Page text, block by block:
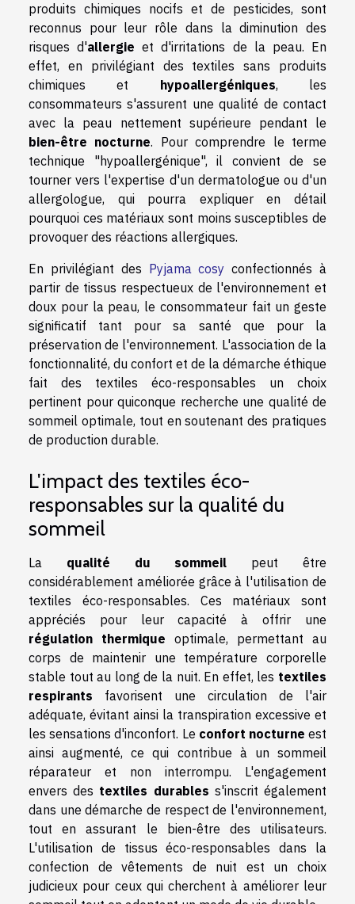
produits chimiques nocifs et de pesticides, sont
reconnus pour leur rôle dans la diminution des
risques d'allergie et d'irritations de la peau. En
effet, en privilégiant des textiles sans produits
chimiques et hypoallergéniques, les
consommateurs s'assurent une qualité de contact
avec la peau nettement supérieure pendant le
bien-être nocturne. Pour comprendre le terme
technique "hypoallergénique", il convient de se
tourner vers l'expertise d'un dermatologue ou d'un
allergologue, qui pourra expliquer en détail
pourquoi ces matériaux sont moins susceptibles de
provoquer des réactions allergiques.
En privilégiant des Pyjama cosy confectionnés à
partir de tissus respectueux de l'environnement et
doux pour la peau, le consommateur fait un geste
significatif tant pour sa santé que pour la
préservation de l'environnement. L'association de la
fonctionnalité, du confort et de la démarche éthique
fait des textiles éco-responsables un choix
pertinent pour quiconque recherche une qualité de
sommeil optimale, tout en soutenant des pratiques
de production durable.
L'impact des textiles éco-
responsables sur la qualité du
sommeil
La qualité du sommeil peut être
considérablement améliorée grâce à l'utilisation de
textiles éco-responsables. Ces matériaux sont
appréciés pour leur capacité à offrir une
régulation thermique optimale, permettant au
corps de maintenir une température corporelle
stable tout au long de la nuit. En effet, les textiles
respirants favorisent une circulation de l'air
adéquate, évitant ainsi la transpiration excessive et
les sensations d'inconfort. Le confort nocturne est
ainsi augmenté, ce qui contribue à un sommeil
réparateur et non interrompu. L'engagement
envers des textiles durables s'inscrit également
dans une démarche de respect de l'environnement,
tout en assurant le bien-être des utilisateurs.
L'utilisation de tissus éco-responsables dans la
confection de vêtements de nuit est un choix
judicieux pour ceux qui cherchent à améliorer leur